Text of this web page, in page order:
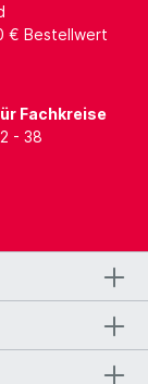
€ Bestellwert
Fachkreise
- 38